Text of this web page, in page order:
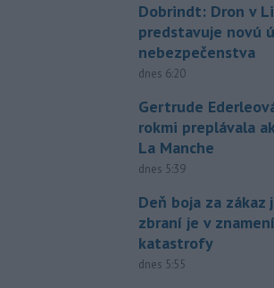
Dobrindt: Dron v
predstavuje novú
nebezpečenstva
dnes 6:20
Gertrude
rokmi preplávala
La Manche
dnes 5:39
Deň boja za zákaz
zbraní je v
katastrofy
dnes 5:55